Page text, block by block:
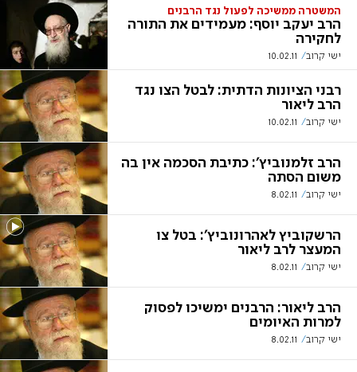
המשטרה ממשיכה לפעול נגד הרבנים
הרב יעקב יוסף: מעמידים את התורה
לחקירה
ישי קרוב 10.02.11
רבני הציונות הדתית: לבטל הצו נגד
הרב ליאור
ישי קרוב 10.02.11
הרב זלמנוביץ': כתיבת הסכמה אין בה
משום הסתה
ישי קרוב 8.02.11
הרשקוביץ לאהרונוביץ': בטל צו
המעצר לרב ליאור
ישי קרוב 8.02.11
הרב ליאור: הרבנים ימשיכו לפסוק
למרות האיומים
ישי קרוב 8.02.11